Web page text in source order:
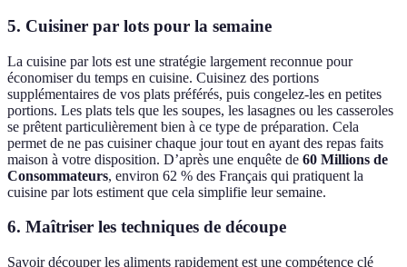
5. Cuisiner par lots pour la semaine
La cuisine par lots est une stratégie largement reconnue pour
économiser du temps en cuisine. Cuisinez des portions
supplémentaires de vos plats préférés, puis congelez-les en petites
portions. Les plats tels que les soupes, les lasagnes ou les casseroles
se prêtent particulièrement bien à ce type de préparation. Cela
permet de ne pas cuisiner chaque jour tout en ayant des repas faits
maison à votre disposition. D’après une enquête de 60 Millions de
Consommateurs, environ 62 % des Français qui pratiquent la
cuisine par lots estiment que cela simplifie leur semaine.
6. Maîtriser les techniques de découpe
Savoir découper les aliments rapidement est une compétence clé